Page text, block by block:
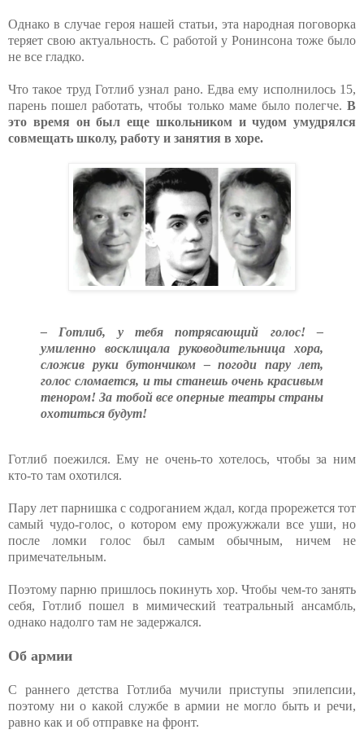
Однако в случае героя нашей статьи, эта народная поговорка
теряет свою актуальность. С работой у Ронинсона тоже было
не все гладко.
Что такое труд Готлиб узнал рано. Едва ему исполнилось 15,
парень пошел работать, чтобы только маме было полегче. В
это время он был еще школьником и чудом умудрялся
совмещать школу, работу и занятия в хоре.
– Готлиб, у тебя потрясающий голос! –
умиленно восклицала руководительница хора,
сложив руки бутончиком – погоди пару лет,
голос сломается, и ты станешь очень красивым
тенором! За тобой все оперные театры страны
охотиться будут!
Готлиб поежился. Ему не очень-то хотелось, чтобы за ним
кто-то там охотился.
Пару лет парнишка с содроганием ждал, когда прорежется тот
самый чудо-голос, о котором ему прожужжали все уши, но
после ломки голос был самым обычным, ничем не
примечательным.
Поэтому парню пришлось покинуть хор. Чтобы чем-то занять
себя, Готлиб пошел в мимический театральный ансамбль,
однако надолго там не задержался.
Об армии
С раннего детства Готлиба мучили приступы эпилепсии,
поэтому ни о какой службе в армии не могло быть и речи,
равно как и об отправке на фронт.